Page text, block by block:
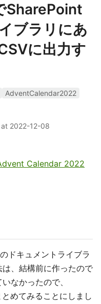
SharePoint
ブラリにあ
に出力す
AdventCalendar2022
at 2022-12-08
Calendar 2022
ドキュメントライブラ
、結構前に作ったので
なかったので、
めてみることにしまし